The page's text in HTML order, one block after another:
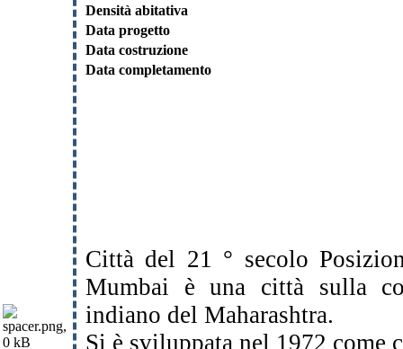
Densità abitativa
Data progetto
Data costruzione
Data completamento
Città del 21 ° secolo
Mumbai è una città sulla
indiano del Maharashtra.
Si è sviluppata nel 1972 come